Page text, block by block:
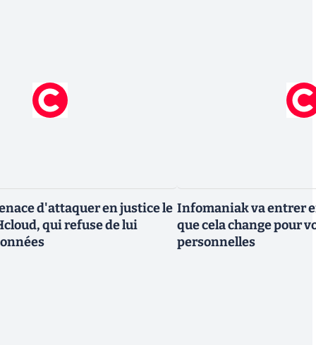
d'attaquer en justice le
qui refuse de lui
Infomaniak va entrer
que cela change pour
personnelles